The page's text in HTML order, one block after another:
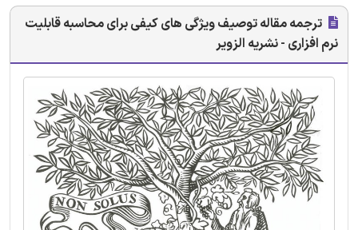
ترجمه مقاله توصیف ویژگی های کیفی برای محاسبه قابلیت
نرم افزاری - نشریه الزویر